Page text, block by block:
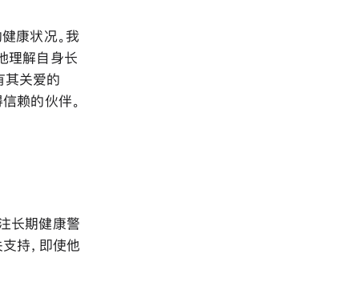
康状况。我
理解自身长
其关爱的
赖的伙伴。
长期健康警
持，即使他